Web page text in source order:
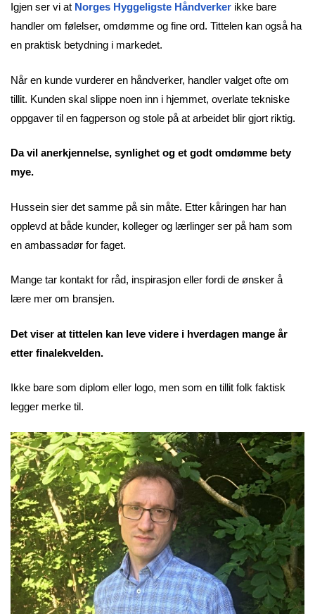
Igjen ser vi at Norges Hyggeligste Håndverker ikke bare
handler om følelser, omdømme og fine ord. Tittelen kan også ha
en praktisk betydning i markedet.
Når en kunde vurderer en håndverker, handler valget ofte om
tillit. Kunden skal slippe noen inn i hjemmet, overlate tekniske
oppgaver til en fagperson og stole på at arbeidet blir gjort riktig.
Da vil anerkjennelse, synlighet og et godt omdømme bety
mye.
Hussein sier det samme på sin måte. Etter kåringen har han
opplevd at både kunder, kolleger og lærlinger ser på ham som
en ambassadør for faget.
Mange tar kontakt for råd, inspirasjon eller fordi de ønsker å
lære mer om bransjen.
Det viser at tittelen kan leve videre i hverdagen mange år
etter finalekvelden.
Ikke bare som diplom eller logo, men som en tillit folk faktisk
legger merke til.